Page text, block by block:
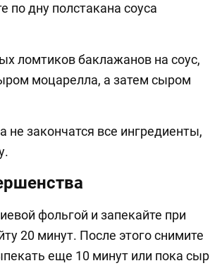
по дну полстакана соуса
ломтиков баклажанов на соус,
моцарелла, а затем сыром
не закончатся все ингредиенты,
фольгой и запекайте при
20 минут. После этого снимите
еще 10 минут или пока сыр